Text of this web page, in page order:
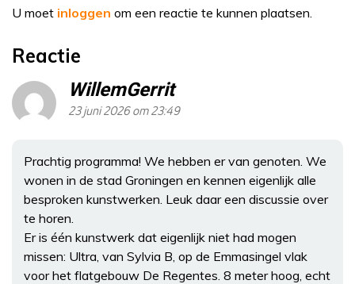
U moet inloggen om een reactie te kunnen plaatsen.
Reactie
WillemGerrit
23 juni 2026 om 23:49
Prachtig programma! We hebben er van genoten. We
wonen in de stad Groningen en kennen eigenlijk alle
besproken kunstwerken. Leuk daar een discussie over
te horen.
Er is één kunstwerk dat eigenlijk niet had mogen
missen: Ultra, van Sylvia B, op de Emmasingel vlak
voor het flatgebouw De Regentes. 8 meter hoog, echt